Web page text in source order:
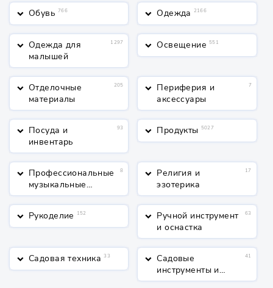
keyboard_arrow_down Обувь 766 keyboard_arrow_down Одежда 2166
keyboard_arrow_down Одежда для
малышей
1297 keyboard_arrow_down Освещение 551
keyboard_arrow_down Отделочные
материалы
205 keyboard_arrow_down Периферия и
аксессуары
7
keyboard_arrow_down Посуда и
инвентарь
93 keyboard_arrow_down Продукты 5027
keyboard_arrow_down Профессиональные
музыкальные
инструменты
8 keyboard_arrow_down Религия и
эзотерика
17
keyboard_arrow_down Рукоделие 152 keyboard_arrow_down Ручной инструмент
и оснастка
63
keyboard_arrow_down Садовая техника 33 keyboard_arrow_down Садовые
инструменты и
полив
41